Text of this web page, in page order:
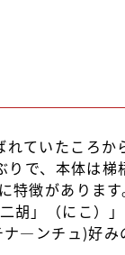
ていたころか
で、本体は
徴がありま
胡」（にこ）
―ンチュ)好